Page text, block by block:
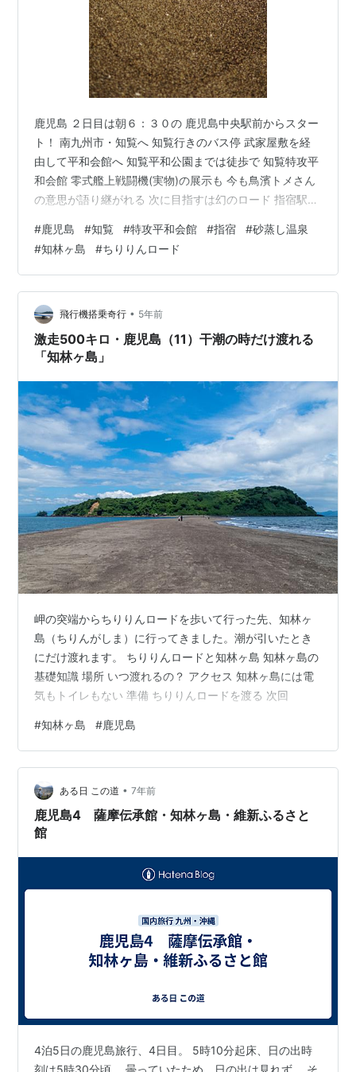
鹿児島 ２日目は朝６：３０の 鹿児島中央駅前からスター
ト！ 南九州市・知覧へ 知覧行きのバス停 武家屋敷を経
由して平和会館へ 知覧平和公園までは徒歩で 知覧特攻平
和会館 零式艦上戦闘機(実物)の展示も 今も鳥濱トメさん
の意思が語り継がれる 次に目指すは幻のロード 指宿駅へ
島へ ちりりんロードを渡ってみる 知林ヶ島に取り残され
る それでも取り残されてしまったら 知林ヶ島にはガイド
さんも 指宿はもう南国のまち 指宿駅から列車で鹿児島中
央へ 南九州市・知覧へ 知覧行きのバス停 鹿児島中央駅
鹿児島中央駅前のバスターミナルへ向かいます。 駅前に
は各…
#鹿児島 #知覧 #特攻平和会館 #指宿 #砂蒸し温泉
#知林ヶ島 #ちりりんロード
飛行機搭乗奇行 • 5年前
激走500キロ・鹿児島（11）干潮の時だけ渡れる
「知林ヶ島」
岬の突端からちりりんロードを歩いて行った先、知林ヶ
島（ちりんがしま）に行ってきました。潮が引いたとき
にだけ渡れます。 ちりりんロードと知林ヶ島 知林ヶ島の
基礎知識 場所 いつ渡れるの？ アクセス 知林ヶ島には電
気もトイレもない 準備 ちりりんロードを渡る 次回
#知林ヶ島 #鹿児島
ある日 この道 • 7年前
鹿児島4 薩摩伝承館・知林ヶ島・維新ふるさと
館
4泊5日の鹿児島旅行、4日目。 5時10分起床、日の出時